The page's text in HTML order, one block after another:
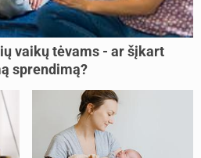
vaikų tėvams - ar šįkart
sprendimą?